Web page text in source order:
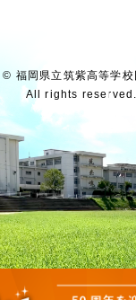
福岡県⽴筑紫⾼等学
All rights reserved.